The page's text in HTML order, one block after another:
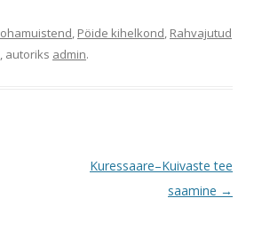
, Pöide kihelkond, Rahvajutud
, autoriks admin.
Kuressaare–Kuivaste tee
saamine →